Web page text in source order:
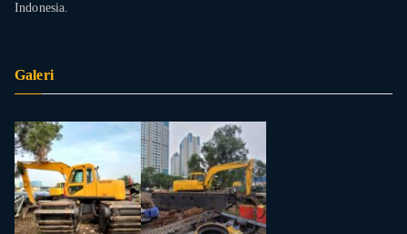
Indonesia.
Galeri